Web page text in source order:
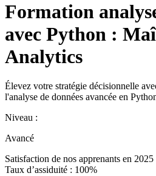
Formation
avec Python :
Analytics
Élevez votre stratégie décisionnelle
l'analyse de données avancée en
Niveau :
Avancé
Satisfaction de nos apprenants en
Taux d’assiduité : 100%